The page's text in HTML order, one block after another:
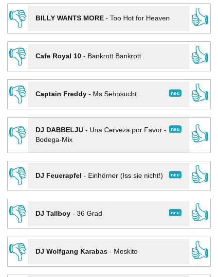
👎
BILLY WANTS MORE- Too Hot for Heaven
👍
👎
Cafe Royal 10- Bankrott Bankrott
👍
👎
neu
Captain Freddy- Ms Sehnsucht
👍
👎
neu
DJ DABBELJU- Una Cerveza por Favor -
Bodega-Mix
👍
👎
neu
DJ Feuerapfel - Einhörner (Iss sie nicht!)
👍
👎
neu
DJ Tallboy- 36 Grad
👍
👎
DJ Wolfgang Karabas- Moskito
👍